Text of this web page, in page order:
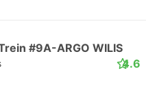
#9A-ARGO WILIS
4.6